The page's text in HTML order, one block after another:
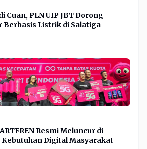
Cuan, PLN UIP JBT Dorong
Berbasis Listrik di Salatiga
Resmi Meluncur di
Digital Masyarakat